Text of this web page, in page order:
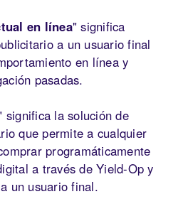
en línea" significa
a un usuario final
en línea y
pasadas.
significa la solución de
que permite a cualquier
programáticamente
a través de Yield-Op y
un usuario final.